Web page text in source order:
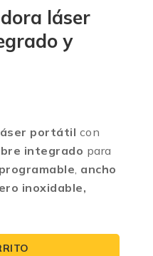
láser
y
portátil con
integrado para
ancho
inoxidable,